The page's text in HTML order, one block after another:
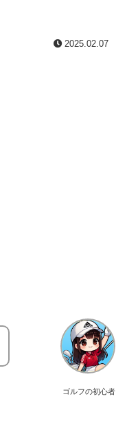
2025.02.07
ゴルフの初心者